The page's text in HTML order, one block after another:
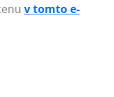
v tomto e-